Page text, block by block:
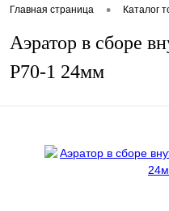
Главная страница • Каталог
Аэратор в сборе
P70-1 24мм